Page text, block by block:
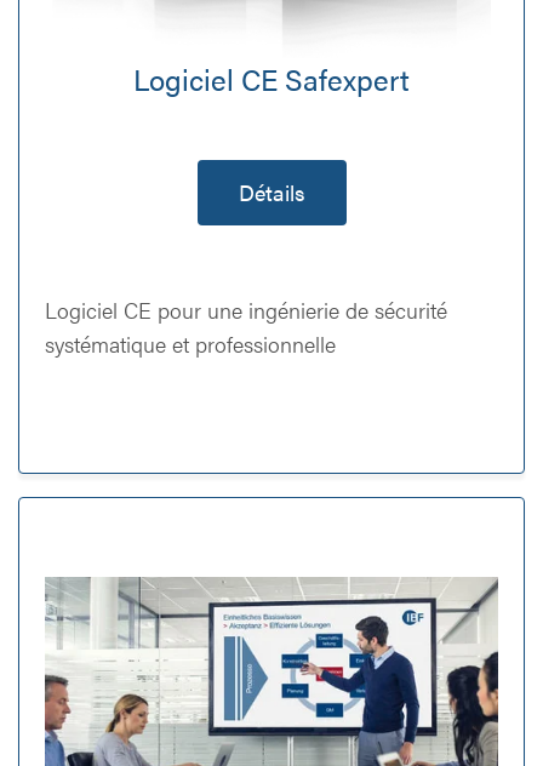
Logiciel CE Safexpert
Détails
Logiciel CE pour une ingénierie de sécurité
systématique et professionnelle